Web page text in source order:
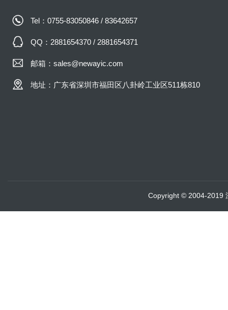
Tel：0755-83050846 / 83642657
QQ：2881654370 / 2881654371
邮箱：sales@newayic.com
地址：广东省深圳市福田区八卦岭工业区511栋810
Copyright © 2004-2019